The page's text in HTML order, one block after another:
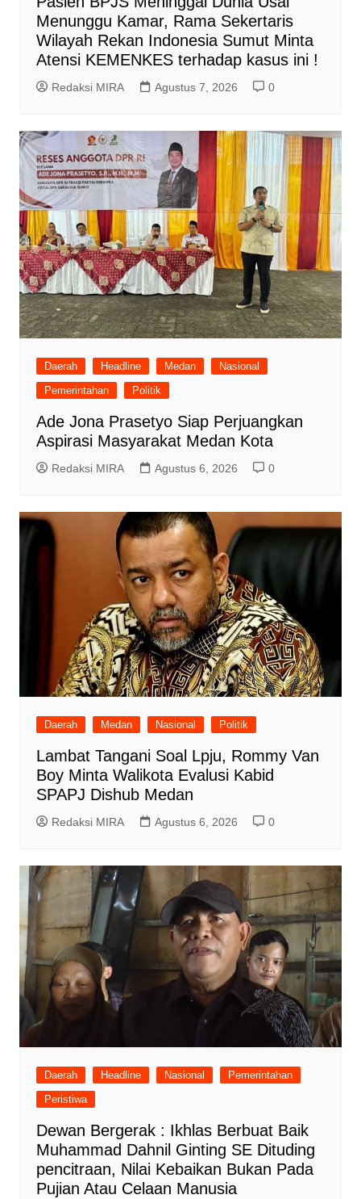
Menunggu Kamar, Rama Sekertaris
Wilayah Rekan Indonesia Sumut Minta
Atensi KEMENKES terhadap kasus ini !
Redaksi MIRA Agustus 7, 2026 0
Daerah Headline Medan
Nasional
Pemerintahan
Politik
Ade Jona Prasetyo Siap Perjuangkan
Aspirasi Masyarakat Medan Kota
Redaksi MIRA Agustus 6, 2026 0
Daerah Medan Nasional Politik
Lambat Tangani Soal Lpju, Rommy Van
Boy Minta Walikota Evalusi Kabid
SPAPJ Dishub Medan
Redaksi MIRA Agustus 6, 2026 0
Daerah Headline Nasional
Pemerintahan
Peristiwa
Dewan Bergerak : Ikhlas Berbuat Baik
Muhammad Dahnil Ginting SE Dituding
pencitraan, Nilai Kebaikan Bukan Pada
Pujian Atau Celaan Manusia